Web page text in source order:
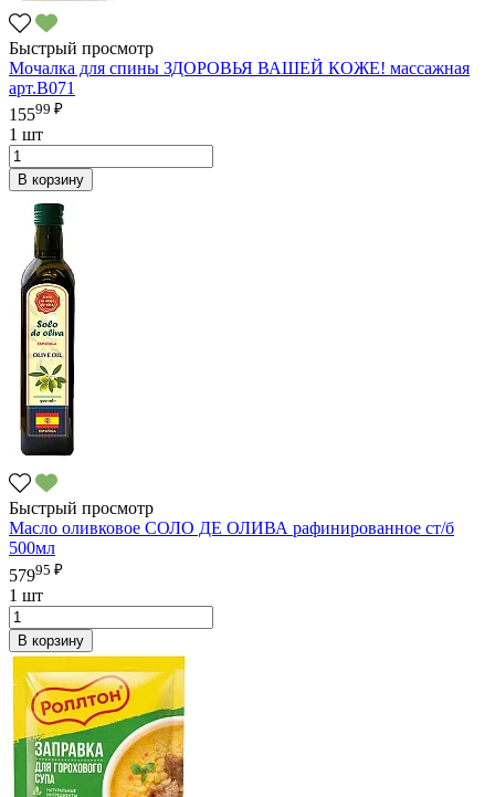
Быстрый просмотр
Мочалка для спины ЗДОРОВЬЯ ВАШЕЙ КОЖЕ! массажная
арт.В071
15599 ₽
1 шт
В корзину
Быстрый просмотр
Масло оливковое СОЛО ДЕ ОЛИВА рафинированное ст/б
500мл
57995 ₽
1 шт
В корзину